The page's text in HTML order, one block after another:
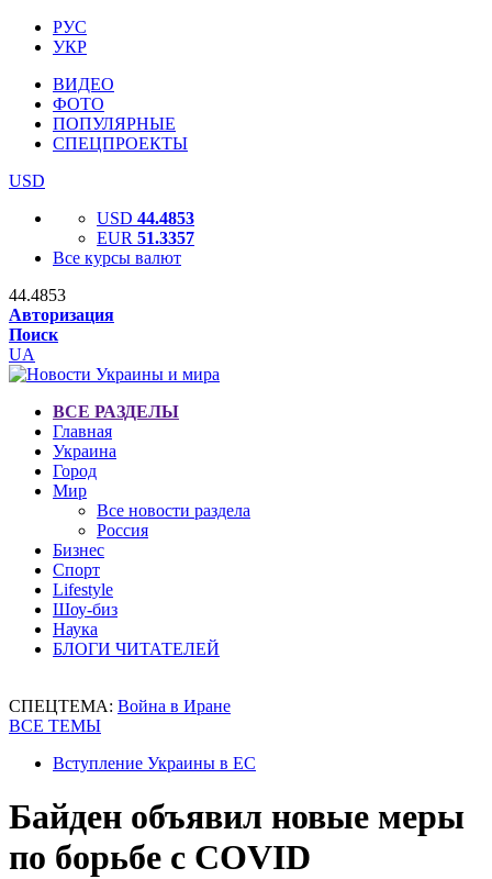
РУС
УКР
ВИДЕО
ФОТО
ПОПУЛЯРНЫЕ
СПЕЦПРОЕКТЫ
USD
USD 44.4853
EUR 51.3357
Все курсы валют
44.4853
Авторизация
Поиск
UA
ВСЕ РАЗДЕЛЫ
Главная
Украина
Город
Мир
Все новости раздела
Россия
Бизнес
Спорт
Lifestyle
Шоу-биз
Наука
БЛОГИ ЧИТАТЕЛЕЙ
СПЕЦТЕМА: Война в Иране
ВСЕ ТЕМЫ
Вступление Украины в ЕС
Байден объявил новые меры
по борьбе с COVID